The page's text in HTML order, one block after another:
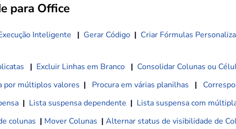
para Office
Inteligente | Gerar Código | Criar Fórmulas
| Excluir Linhas em Branco | Consolidar Colunas ou
por múltiplos valores | Procura em várias planilhas |
| Lista suspensa dependente | Lista suspensa com
colunas | Mover Colunas | Alternar status de visibilidade de